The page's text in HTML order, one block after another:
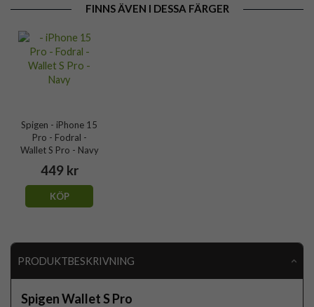
FINNS ÄVEN I DESSA FÄRGER
Spigen - iPhone 15
Pro - Fodral -
Wallet S Pro - Navy
449 kr
KÖP
PRODUKTBESKRIVNING
Spigen Wallet S Pro